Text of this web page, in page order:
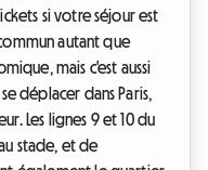
si votre séjour est
autant que
mais c'est aussi
déplacer dans Paris,
Les lignes 9 et 10 du
stade, et de